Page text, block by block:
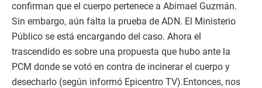
confirman que el cuerpo pertenece a Abimael Guzmán.
Sin embargo, aún falta la prueba de ADN. El Ministerio
Público se está encargando del caso. Ahora el
trascendido es sobre una propuesta que hubo ante la
PCM donde se votó en contra de incinerar el cuerpo y
desecharlo (según informó Epicentro TV).Entonces, nos